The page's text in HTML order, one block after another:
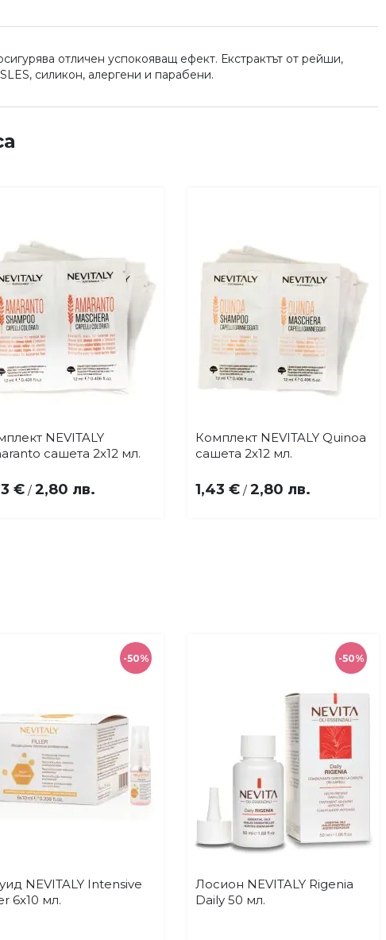
отличен успокояващ ефект. Екстрактът от рейши,
силикон, алергени и парабени.
Добави
в
Купи
NEVITALY
сашета 2x12 мл.
€ / 2,80 лв.
Добави
Купи
Комплект NEVITALY Quinoa
сашета 2x12 мл.
1,43 € / 2,80 лв.
-50%
Купи
NEVITALY Intensive
6x10 мл.
-50%
Добави
Купи
Лосион NEVITALY Rigenia
Daily 50 мл.